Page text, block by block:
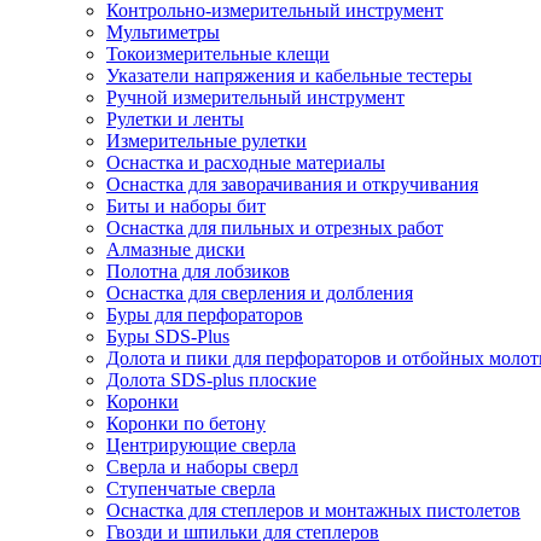
Контрольно-измерительный инструмент
Мультиметры
Токоизмерительные клещи
Указатели напряжения и кабельные тестеры
Ручной измерительный инструмент
Рулетки и ленты
Измерительные рулетки
Оснастка и расходные материалы
Оснастка для заворачивания и откручивания
Биты и наборы бит
Оснастка для пильных и отрезных работ
Алмазные диски
Полотна для лобзиков
Оснастка для сверления и долбления
Буры для перфораторов
Буры SDS-Plus
Долота и пики для перфораторов и отбойных
Долота SDS-plus плоские
Коронки
Коронки по бетону
Центрирующие сверла
Сверла и наборы сверл
Ступенчатые сверла
Оснастка для степлеров и монтажных пистолетов
Гвозди и шпильки для степлеров